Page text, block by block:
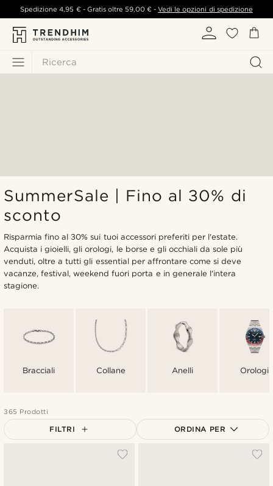
Ricerca
Spedizione4,95 €- Gratis oltre 59,00 € -Vedi le opzioni di spedizione
SummerSale | Fino al 30% di
sconto
Risparmia fino al 30% sui tuoi accessori preferiti per l'estate.
Acquista i gioielli, gli orologi, le borse e gli occhiali da sole più
venduti, oltre a tutti gli essential per affrontare come si deve
vacanze, festival, weekend fuori porta e in generale l'intera
stagione.
Bracciali Collane Anelli Orologi
365 Prodotti
FILTRI ORDINA PER